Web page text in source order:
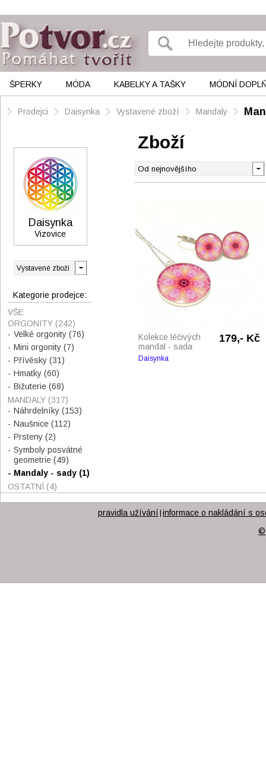
ŠPERKY MÓDA KABELKY A TAŠKY MÓDNÍ
Prodejci Daisynka Vystavené zboží Mandaly
Zboží
Kolekce léčivých
mandal - sada
179,- Kč
Daisynka
Daisynka
Vizovice
Kategorie prodejce:
VŠE
ORGONITY (242)
Velké orgonity (76)
Mini orgonity (7)
Přívěsky (31)
Hmatky (60)
Bižuterie (68)
MANDALY (317)
Náhrdelníky (153)
Naušnice (112)
Prsteny (2)
Symboly posvátné
geometrie (49)
Mandaly - sady (1)
OSTATNÍ (4)
pravidla užívání informace o nakládání s
©